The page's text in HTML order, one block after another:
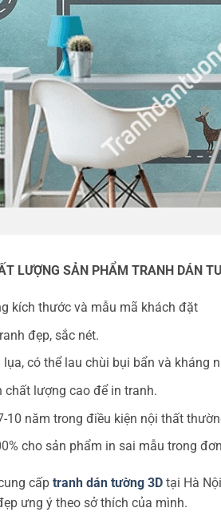
LƯỢNG SẢN PHẨM TRANH DÁN
kích thước và mẫu mã khách đặt
đẹp, sắc nét.
lụa, có thể lau chùi bụi bẩn và kháng
chất lượng cao để in tranh.
10 năm trong điều kiện nội thất
cho sản phẩm in sai mẫu trong
cấp tranh dán tường 3D tại Hà
ưng ý theo sở thích của mình.